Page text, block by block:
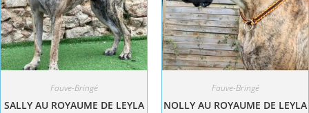
Fauve-Bringé
SALLY AU ROYAUME DE LEYLA
Fauve-Bringé
NOLLY AU ROYAUME DE LEYLA